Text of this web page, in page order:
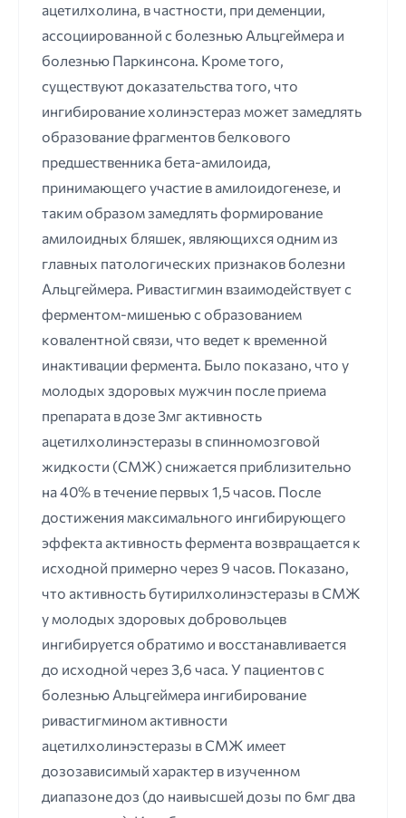
ацетилхолина, в частности, при деменции,
ассоциированной с болезнью Альцгеймера и
болезнью Паркинсона. Кроме того,
существуют доказательства того, что
ингибирование холинэстераз может замедлять
образование фрагментов белкового
предшественника бета-амилоида,
принимающего участие в амилоидогенезе, и
таким образом замедлять формирование
амилоидных бляшек, являющихся одним из
главных патологических признаков болезни
Альцгеймера. Ривастигмин взаимодействует с
ферментом-мишенью с образованием
ковалентной связи, что ведет к временной
инактивации фермента. Было показано, что у
молодых здоровых мужчин после приема
препарата в дозе 3мг активность
ацетилхолинэстеразы в спинномозговой
жидкости (СМЖ) снижается приблизительно
на 40% в течение первых 1,5 часов. После
достижения максимального ингибирующего
эффекта активность фермента возвращается к
исходной примерно через 9 часов. Показано,
что активность бутирилхолинэстеразы в СМЖ
у молодых здоровых добровольцев
ингибируется обратимо и восстанавливается
до исходной через 3,6 часа. У пациентов с
болезнью Альцгеймера ингибирование
ривастигмином активности
ацетилхолинэстеразы в СМЖ имеет
дозозависимый характер в изученном
диапазоне доз (до наивысшей дозы по 6мг два